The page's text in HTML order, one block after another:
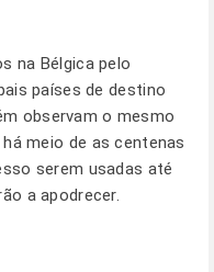
na Bélgica pelo
países de destino
observam o mesmo
meio de as centenas
serem usadas até
a apodrecer.